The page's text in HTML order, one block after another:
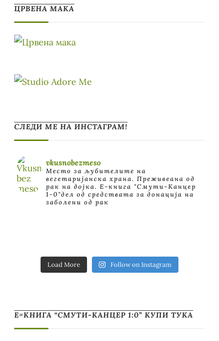
ЦРВЕНА МАКА
СЛЕДИ МЕ НА ИНСТАГРАМ!
vkusnobezmeso
Место за љубителите на
вегетаријанска храна. Преживеана од
рак на дојка. E-книга "Смути-Канцер
1-0"дел од средствата за донација на
заболени од рак
Load More Follow on Instagram
Е=КНИГА “СМУТИ-КАНЦЕР 1:0” КУПИ ТУКА